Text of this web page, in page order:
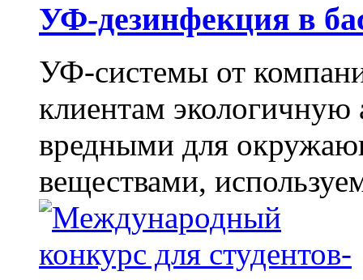
УФ-дезинфекция в
УФ-системы от
клиентам экологичную
вредными для
веществами,